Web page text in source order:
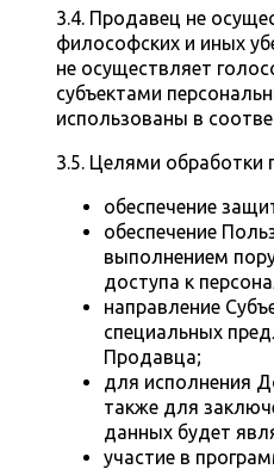
3.4. Продавец не
философских и иных
не осуществляет
субъектами
использованы в
3.5. Целями обработки
обеспечение
обеспечение
выполнением
доступа к
направление
специальных
Продавца;
для исполнения
также для
данных будет
участие в